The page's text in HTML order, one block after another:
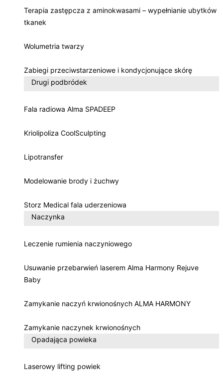
Terapia zastępcza z aminokwasami – wypełnianie ubytków
tkanek
Wolumetria twarzy
Zabiegi przeciwstarzeniowe i kondycjonujące skórę
Drugi podbródek
Fala radiowa Alma SPADEEP
Kriolipoliza CoolSculpting
Lipotransfer
Modelowanie brody i żuchwy
Storz Medical fala uderzeniowa
Naczynka
Leczenie rumienia naczyniowego
Usuwanie przebarwień laserem Alma Harmony Rejuve
Baby
Zamykanie naczyń krwionośnych ALMA HARMONY
Zamykanie naczynek krwionośnych
Opadająca powieka
Laserowy lifting powiek